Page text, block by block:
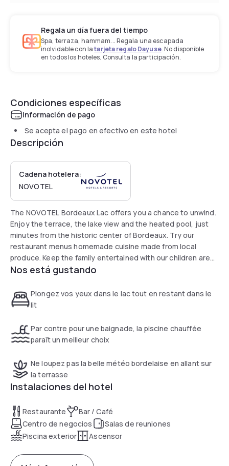
Regala un día fuera del tiempo
Spa, terraza, hammam... Regala una escapada
inolvidable con latarjeta regalo Dayuse. No disponible
en todos los hoteles. Consulta la participación.
Condiciones específicas
Información de pago
Se acepta el pago en efectivo en este hotel
Descripción
Cadena hotelera:
NOVOTEL
The NOVOTEL Bordeaux Lac offers you a chance to unwind.
Enjoy the terrace, the lake view and the heated pool, just
minutes from the historic center of Bordeaux. Try our
restaurant menus homemade cuisine made from local
produce. Keep the family entertained with our children area.
For business travelers, our hotel is close to the city
space.
Nos está gustando
Plongez vos yeux dans le lac tout en restant dans le
lit
Par contre pour une baignade, la piscine chauffée
paraît un meilleur choix
Ne loupez pas la belle météo bordelaise en allant sur
la terrasse
Instalaciones del hotel
Restaurante
Bar / Café
Centro de negocios
Salas de reuniones
Piscina exterior
Ascensor